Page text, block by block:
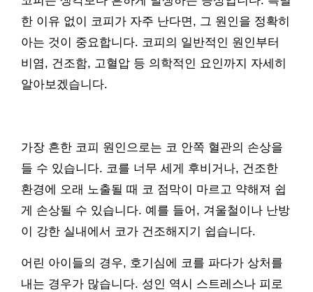
한 이유 없이 코피가 자주 난다면, 그 원인을 정확히
아는 것이 중요합니다. 코피의 일반적인 원인부터
비염, 건조함, 고혈압 등 의학적인 요인까지 자세히
알아보겠습니다.
가장 흔한 코피 원인으로는 코 안쪽 혈관의 손상을
들 수 있습니다. 코를 너무 세게 후비거나, 건조한
환경에 오래 노출될 때 코 점막이 마르고 약해져 쉽
게 손상될 수 있습니다. 예를 들어, 겨울철이나 난방
이 강한 실내에서 코가 건조해지기 쉽습니다.
어린 아이들의 경우, 호기심에 코를 파다가 상처를
내는 경우가 많습니다. 성인 역시 스트레스나 피로